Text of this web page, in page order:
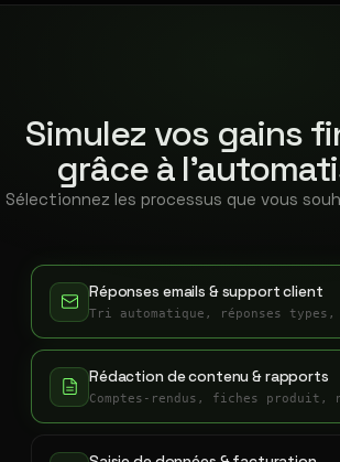
Simulez vos gains
grâce à
Sélectionnez les processus que vous
Réponses emails & support client
Tri automatique, réponses
Rédaction de contenu & rapports
Comptes-rendus, fiches produit,